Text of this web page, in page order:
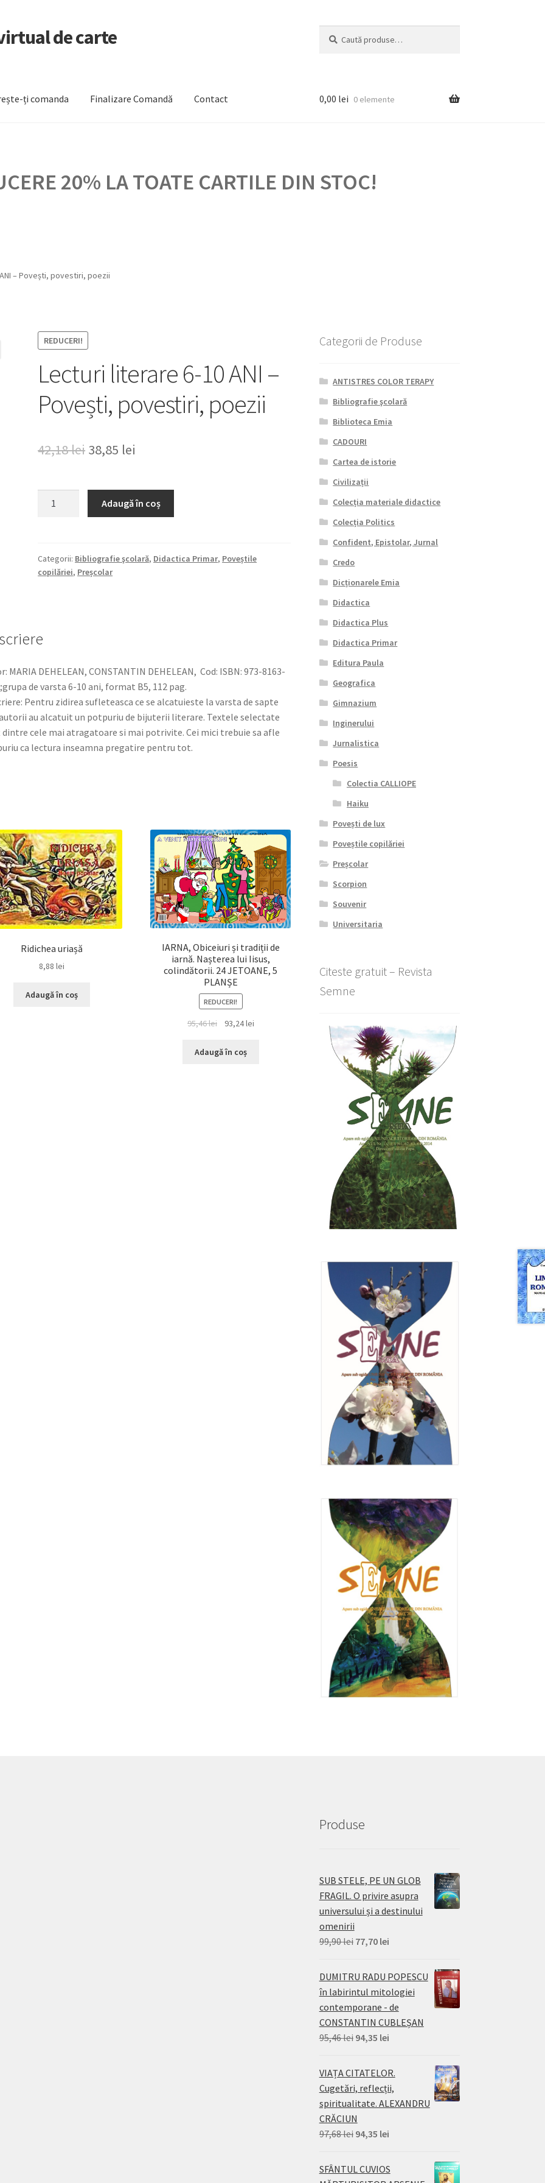
de carte
după:
ți comanda Finalizare Comandă Contact 0,00 lei 0 elemente
20% LA TOATE CARTILE DIN STOC!
– Povești, povestiri, poezii
REDUCERI!
Lecturi literare 6-10 ANI –
Povești, povestiri, poezii
42,18lei Prețul
a
fost:
38,85 lei
este:
38,85 lei.
10
ANI
poezii
Adaugă în coș
Categorii: Bibliografie şcolară, Didactica Primar, Poveștile
copilăriei, Preșcolar
MARIA DEHELEAN, CONSTANTIN DEHELEAN, Cod: ISBN: 973-8163-
de varsta 6-10 ani, format B5, 112 pag.
Pentru zidirea sufleteasca ce se alcatuieste la varsta de sapte
au alcatuit un potpuriu de bijuterii literare. Textele selectate
cele mai atragatoare si mai potrivite. Cei mici trebuie sa afle
ca lectura inseamna pregatire pentru tot.
Ridichea uriașă
8,88lei
Adaugă în coș
IARNA, Obiceiuri și tradiții de
iarnă. Nașterea lui Iisus,
colindătorii. 24 JETOANE, 5
PLANȘE
REDUCERI!
95,46lei
Prețul
a
93,24leiPrețul
Adaugă în coș
Categorii de Produse
ANTISTRES COLOR TERAPY
Bibliografie şcolară
Biblioteca Emia
CADOURI
Cartea de istorie
Civilizații
Colecția materiale didactice
Colecția Politics
Confident, Epistolar, Jurnal
Credo
Dicționarele Emia
Didactica
Didactica Plus
Didactica Primar
Editura Paula
Geografica
Gimnazium
Inginerului
Jurnalistica
Poesis
Colectia CALLIOPE
Haiku
Povești de lux
Poveștile copilăriei
Preșcolar
Scorpion
Souvenir
Universitaria
Citeste gratuit – Revista
Semne
Produse
SUB STELE, PE UN GLOB
FRAGIL. O privire asupra
universului și a destinului
omenirii
99,90lei Prețul
a
fost:
77,70 leiPrețul
este:
77,70 lei.
DUMITRU RADU POPESCU
în labirintul mitologiei
contemporane - de
CONSTANTIN CUBLEȘAN
95,46lei Prețul
a
fost:
95,46 lei.
94,35 leiPrețul
este:
94,35 lei.
VIAȚA CITATELOR.
Cugetări, reflecții,
spiritualitate. ALEXANDRU
CRĂCIUN
97,68lei Prețul
a
fost:
94,35 leiPrețul
este:
94,35 lei.
SFÂNTUL CUVIOS